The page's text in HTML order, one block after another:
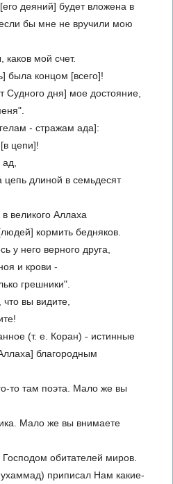
деяний] будет вложена в
бы мне не вручили мою
каков мой счет.
была концом [всего]!
Судного дня] мое достояние,
- стражам ада]:
цепи]!
цепь длиной в семьдесят
великого Аллаха
кормить бедняков.
у него верного друга,
и крови -
грешники".
вы видите,
(т. е. Коран) - истинные
благородным
то там поэта. Мало же вы
Мало же вы внимаете
обитателей миров.
приписал Нам какие-